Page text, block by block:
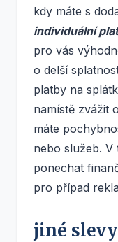
kdy máte s
individuální
pro vás
o delší
platby na
namístě zvážit
máte
nebo služeb. V
ponechat
pro případ
jiné slevy